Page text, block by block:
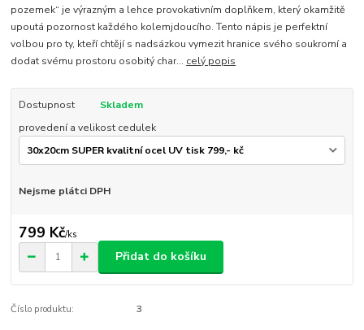
pozemek“ je výrazným a lehce provokativním doplňkem, který okamžitě
upoutá pozornost každého kolemjdoucího. Tento nápis je perfektní
volbou pro ty, kteří chtějí s nadsázkou vymezit hranice svého soukromí a
dodat svému prostoru osobitý char... celý popis
Dostupnost
Skladem
provedení a velikost cedulek
Nejsme plátci DPH
799 Kč/ks
Přidat do košíku
Číslo produktu: 3